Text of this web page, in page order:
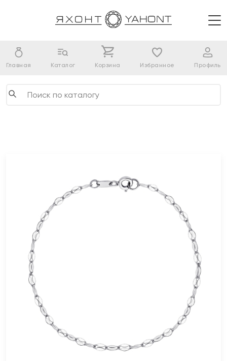
Главная Каталог Корзина Избранное Профиль